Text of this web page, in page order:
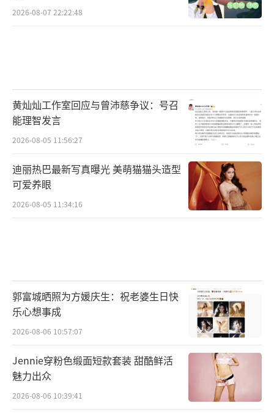
2026-08-07 22:22:48
黄灿灿工作室回应与曾沛慈争议：号召
能理智发言
2026-08-05 11:56:27
迪丽热巴最新写真曝光 美萌猫猫头造型
可爱养眼
2026-08-05 11:34:16
郭富城晒照为方媛庆生：祝老婆生日快
乐心想事成
2026-08-06 10:57:07
Jennie穿粉色缎面短款套装 甜酷鲜活
魅力出众
2026-08-06 10:39:41